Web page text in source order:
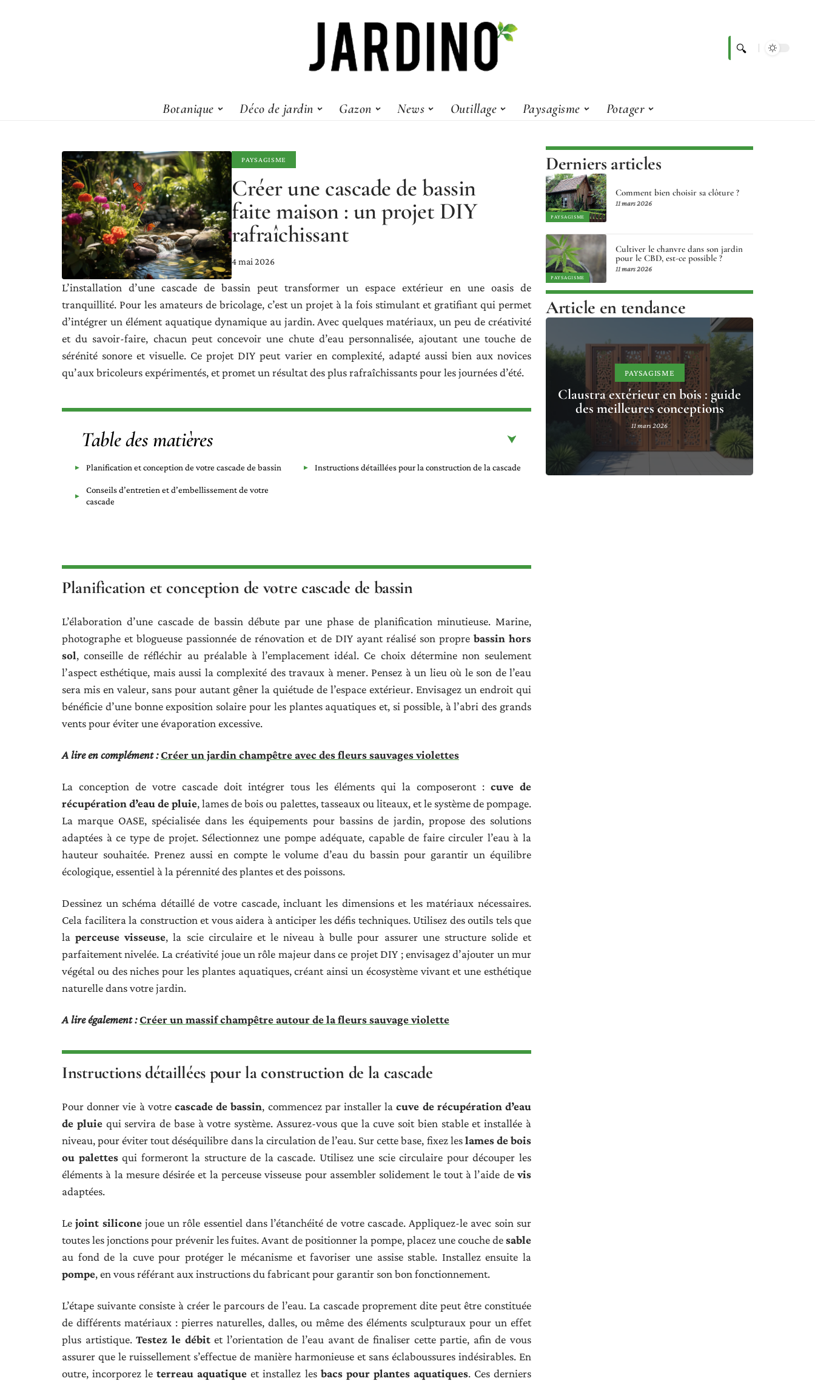
Botanique Déco de jardin Gazon News Outillage Paysagisme Potager
PAYSAGISME
Créer une cascade de bassin
faite maison : un projet DIY
rafraîchissant
4 mai 2026
L’installation d’une cascade de bassin peut transformer un espace extérieur en une oasis de
tranquillité. Pour les amateurs de bricolage, c’est un projet à la fois stimulant et gratifiant qui permet
d’intégrer un élément aquatique dynamique au jardin. Avec quelques matériaux, un peu de créativité
et du savoir-faire, chacun peut concevoir une chute d’eau personnalisée, ajoutant une touche de
sérénité sonore et visuelle. Ce projet DIY peut varier en complexité, adapté aussi bien aux novices
qu’aux bricoleurs expérimentés, et promet un résultat des plus rafraîchissants pour les journées d’été.
Table des matières
Planification et conception de votre cascade de bassin Instructions détaillées pour la construction de la cascade
Conseils d’entretien et d’embellissement de votre
cascade
Planification et conception de votre cascade de bassin
L’élaboration d’une cascade de bassin débute par une phase de planification minutieuse. Marine,
photographe et blogueuse passionnée de rénovation et de DIY ayant réalisé son propre bassin hors
sol, conseille de réfléchir au préalable à l’emplacement idéal. Ce choix détermine non seulement
l’aspect esthétique, mais aussi la complexité des travaux à mener. Pensez à un lieu où le son de l’eau
sera mis en valeur, sans pour autant gêner la quiétude de l’espace extérieur. Envisagez un endroit qui
bénéficie d’une bonne exposition solaire pour les plantes aquatiques et, si possible, à l’abri des grands
vents pour éviter une évaporation excessive.
A lire en complément :Créer un jardin champêtre avec des fleurs sauvages violettes
La conception de votre cascade doit intégrer tous les éléments qui la composeront : cuve de
récupération d’eau de pluie, lames de bois ou palettes, tasseaux ou liteaux, et le système de pompage.
La marque OASE, spécialisée dans les équipements pour bassins de jardin, propose des solutions
adaptées à ce type de projet. Sélectionnez une pompe adéquate, capable de faire circuler l’eau à la
hauteur souhaitée. Prenez aussi en compte le volume d’eau du bassin pour garantir un équilibre
écologique, essentiel à la pérennité des plantes et des poissons.
Dessinez un schéma détaillé de votre cascade, incluant les dimensions et les matériaux nécessaires.
Cela facilitera la construction et vous aidera à anticiper les défis techniques. Utilisez des outils tels que
laperceuse visseuse, la scie circulaire et le niveau à bulle pour assurer une structure solide et
parfaitement nivelée. La créativité joue un rôle majeur dans ce projet DIY ; envisagez d’ajouter un mur
végétal ou des niches pour les plantes aquatiques, créant ainsi un écosystème vivant et une esthétique
naturelle dans votre jardin.
A lire également :Créer un massif champêtre autour de la fleurs sauvage violette
Instructions détaillées pour la construction de la cascade
Pour donner vie à votre cascade de bassin, commencez par installer lacuve de récupération d’eau
de pluiequi servira de base à votre système. Assurez-vous que la cuve soit bien stable et installée à
niveau, pour éviter tout déséquilibre dans la circulation de l’eau. Sur cette base, fixez leslames de bois
ou palettesqui formeront la structure de la cascade. Utilisez une scie circulaire pour découper les
éléments à la mesure désirée et la perceuse visseuse pour assembler solidement le tout à l’aide de vis
adaptées.
Lejoint siliconejoue un rôle essentiel dans l’étanchéité de votre cascade. Appliquez-le avec soin sur
toutes les jonctions pour prévenir les fuites. Avant de positionner la pompe, placez une couche desable
au fond de la cuve pour protéger le mécanisme et favoriser une assise stable. Installez ensuite la
pompe, en vous référant aux instructions du fabricant pour garantir son bon fonctionnement.
L’étape suivante consiste à créer le parcours de l’eau. La cascade proprement dite peut être constituée
de différents matériaux : pierres naturelles, dalles, ou même des éléments sculpturaux pour un effet
plus artistique.Testez le débitet l’orientation de l’eau avant de finaliser cette partie, afin de vous
assurer que le ruissellement s’effectue de manière harmonieuse et sans éclaboussures indésirables. En
outre, incorporez leterreau aquatique et installez les bacs pour plantes aquatiques. Ces derniers
Derniers articles
PAYSAGISME
Comment bien choisir sa clôture ?
11 mars 2026
PAYSAGISME
Cultiver le chanvre dans son jardin
pour le CBD, est-ce possible ?
11 mars 2026
Article en tendance
PAYSAGISME
Claustra extérieur en bois : guide
des meilleures conceptions
11 mars 2026